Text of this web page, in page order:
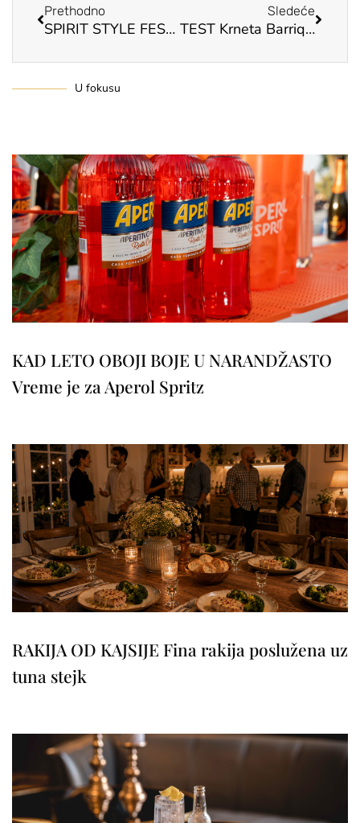
Prethodno
SPIRIT STYLE FESTIVAL Mi okupljamo najbolje
Sledeće
TEST Krneta Barrique dunja VS Pruna Single Barrel dunja
U fokusu
KAD LETO OBOJI BOJE U NARANDŽASTO
Vreme je za Aperol Spritz
RAKIJA OD KAJSIJE Fina rakija poslužena uz
tuna stejk